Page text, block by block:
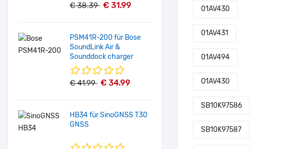
€ 38.39 € 31.99
PSM41R-200 für Bose
SoundLink Air &
Sounddock charger
€ 41.99 € 34.99
HB34 für SinoGNSS T30
GNSS
01AV430
01AV431
01AV494
O1AV430
SB10K97586
SB10K97587